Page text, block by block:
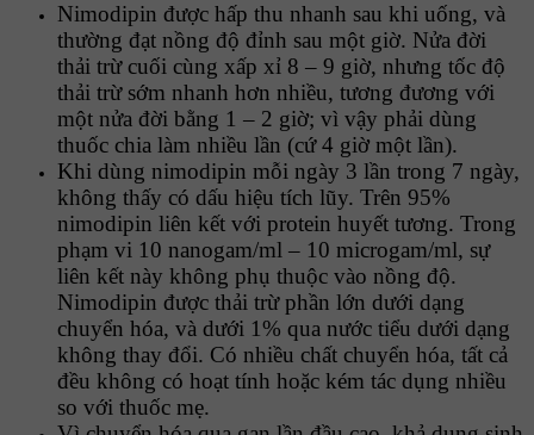
Nimodipin được hấp thu nhanh sau khi uống, và
thường đạt nồng độ đỉnh sau một giờ. Nửa đời
thải trừ cuối cùng xấp xỉ 8 – 9 giờ, nhưng tốc độ
thải trừ sớm nhanh hơn nhiều, tương đương với
một nửa đời bằng 1 – 2 giờ; vì vậy phải dùng
thuốc chia làm nhiều lần (cứ 4 giờ một lần).
Khi dùng nimodipin mỗi ngày 3 lần trong 7 ngày,
không thấy có dấu hiệu tích lũy. Trên 95%
nimodipin liên kết với protein huyết tương. Trong
phạm vi 10 nanogam/ml – 10 microgam/ml, sự
liên kết này không phụ thuộc vào nồng độ.
Nimodipin được thải trừ phần lớn dưới dạng
chuyển hóa, và dưới 1% qua nước tiểu dưới dạng
không thay đổi. Có nhiều chất chuyển hóa, tất cả
đều không có hoạt tính hoặc kém tác dụng nhiều
so với thuốc mẹ.